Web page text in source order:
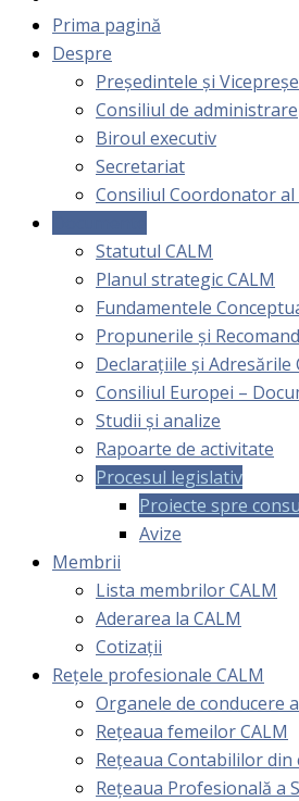
Prima pagină
Despre
Președintele și
Consiliul de administrare
Biroul executiv
Secretariat
Consiliul Coordonator al
Statutul CALM
Planul strategic CALM
Fundamentele
Propunerile și
Declarațiile și Adresările
Consiliul Europei –
Studii și analize
Rapoarte de activitate
Procesul legislativ
Proiecte spre
Avize
Membrii
Lista membrilor CALM
Aderarea la CALM
Cotizaţii
Rețele profesionale CALM
Organele de conducere
Rețeaua femeilor CALM
Rețeaua Contabililor din
Rețeaua Profesională a